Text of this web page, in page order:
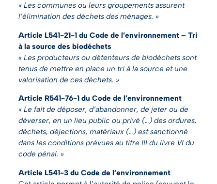
« Les communes ou leurs groupements assurent
l’élimination des déchets des ménages. »
Article L541-21-1 du Code de l’environnement – Tri
à la source des biodéchets
« Les producteurs ou détenteurs de biodéchets sont
tenus de mettre en place un tri à la source et une
valorisation de ces déchets. »
Article R541-76-1 du Code de l’environnement
« Le fait de déposer, d’abandonner, de jeter ou de
déverser, en un lieu public ou privé (…) des ordures,
déchets, déjections, matériaux (…) est sanctionné
dans les conditions prévues au titre III du livre VI du
code pénal. »
Article L541-3 du Code de l’environnement